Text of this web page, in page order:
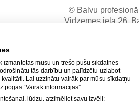
grafiks 2025./2026. m.g.
© Balvu
Vidzemes iela 26,
izmantotas mūsu un trešo pušu sīkdatnes
tās darbību un palīdzētu uzlabot
Lai uzzinātu vairāk par mūsu sīkdatņu
pogas “Vairāk informācijas”.
lūdzu, atzīmējiet savu izvēli: